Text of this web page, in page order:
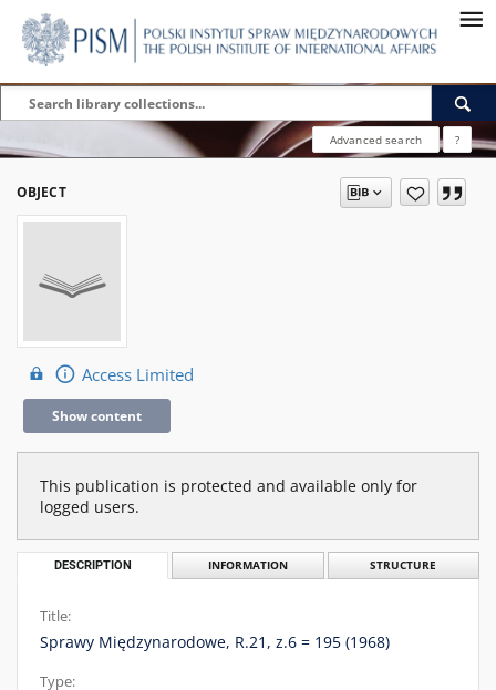
Advanced search ?
OBJECT
Access Limited
Show content
This publication is protected and available only for
logged users.
DESCRIPTION INFORMATION STRUCTURE
Title:
Sprawy Międzynarodowe, R.21, z.6 = 195 (1968)
Type: